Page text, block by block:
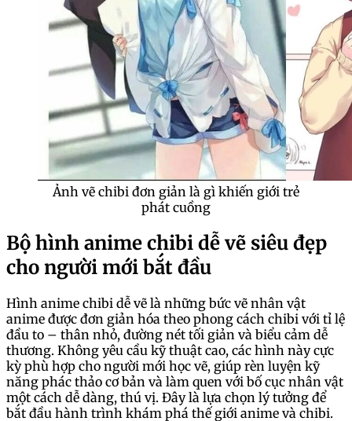
Ảnh vẽ chibi đơn giản là gì khiến giới trẻ
phát cuồng
Bộ hình anime chibi dễ vẽ siêu đẹp
cho người mới bắt đầu
Hình anime chibi dễ vẽ là những bức vẽ nhân vật
anime được đơn giản hóa theo phong cách chibi với tỉ lệ
đầu to – thân nhỏ, đường nét tối giản và biểu cảm dễ
thương. Không yêu cầu kỹ thuật cao, các hình này cực
kỳ phù hợp cho người mới học vẽ, giúp rèn luyện kỹ
năng phác thảo cơ bản và làm quen với bố cục nhân vật
một cách dễ dàng, thú vị. Đây là lựa chọn lý tưởng để
bắt đầu hành trình khám phá thế giới anime và chibi.